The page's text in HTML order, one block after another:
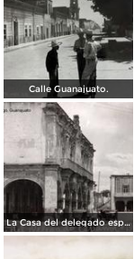
Calle Guanajuato.
La Casa del delegado espanol.